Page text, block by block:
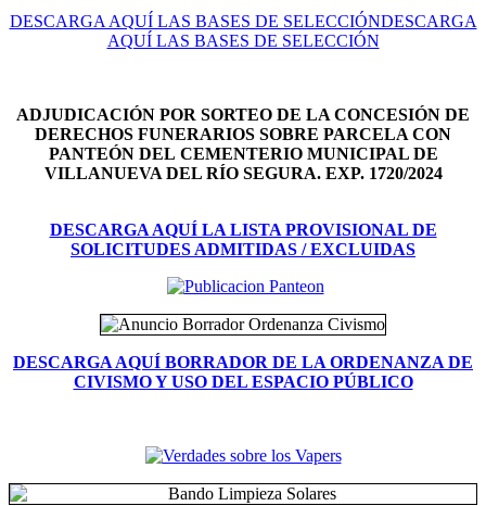
DESCARGA AQUÍ LAS BASES DE SELECCIÓNDESCARGA
AQUÍ LAS BASES DE SELECCIÓN
ADJUDICACIÓN POR SORTEO DE LA CONCESIÓN DE
DERECHOS FUNERARIOS SOBRE PARCELA CON
PANTEÓN DEL CEMENTERIO MUNICIPAL DE
VILLANUEVA DEL RÍO SEGURA. EXP. 1720/2024
DESCARGA AQUÍ LA LISTA PROVISIONAL DE
SOLICITUDES ADMITIDAS / EXCLUIDAS
DESCARGA AQUÍ BORRADOR DE LA ORDENANZA DE
CIVISMO Y USO DEL ESPACIO PÚBLICO